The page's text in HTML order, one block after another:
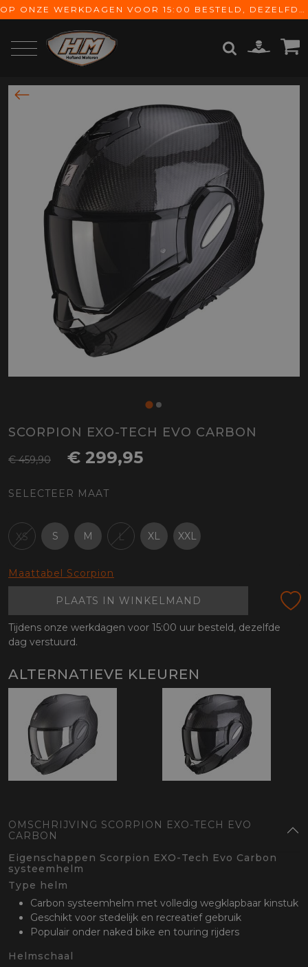
OP ONZE WERKDAGEN VOOR 15:00 BESTELD, DEZELFDE DAG VERZONDEN! GRATIS VERZENDING VANAF € 65,-
SCORPION EXO-TECH EVO CARBON
€ 459,90 € 299,95
SELECTEER MAAT
XS S M L XL XXL
Maattabel Scorpion
PLAATS IN WINKELMAND
Tijdens onze werkdagen voor 15:00 uur besteld, dezelfde
dag verstuurd.
ALTERNATIEVE KLEUREN
OMSCHRIJVING SCORPION EXO-TECH EVO
CARBON
Eigenschappen Scorpion EXO-Tech Evo Carbon
systeemhelm
Type helm
Carbon systeemhelm met volledig wegklapbaar kinstuk
Geschikt voor stedelijk en recreatief gebruik
Populair onder naked bike en touring rijders
Helmschaal